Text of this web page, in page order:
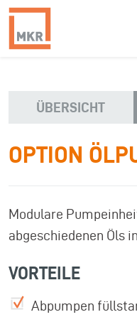
ÜBERSICHT
OPTION
Modulare
abgeschiedenen Öls
VORTEILE
Abpumpen